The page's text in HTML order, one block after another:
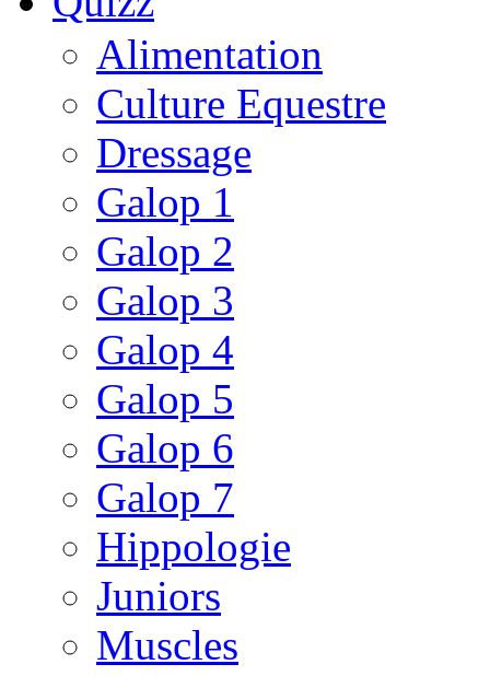
Alimentation
Culture Equestre
Dressage
Galop 1
Galop 2
Galop 3
Galop 4
Galop 5
Galop 6
Galop 7
Hippologie
Juniors
Muscles